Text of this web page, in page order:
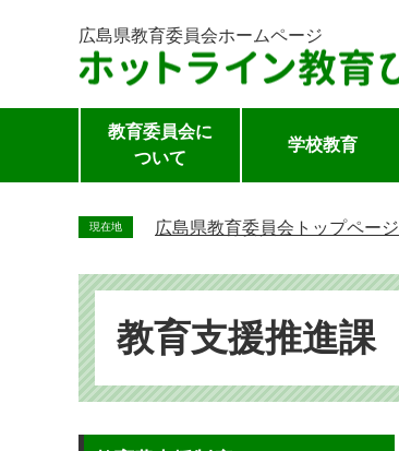
広島県教育委員会ホームページ
教育委員会に
ついて
学校教育
現在地 広島県教育委員会トップページ
教育支援推進課